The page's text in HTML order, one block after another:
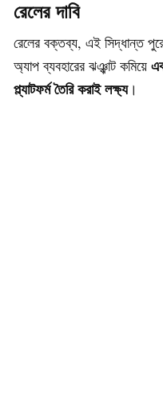
রেলের দাবি
রেলের বক্তব্য, এই সিদ্ধান্ত
অ্যাপ ব্যবহারের ঝঞ্ঝাট কমিয়ে
প্ল্যাটফর্ম তৈরি করাই লক্ষ্য।